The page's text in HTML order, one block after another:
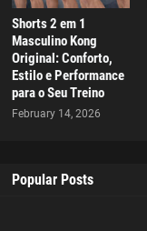
Shorts 2 em 1
Masculino Kong
Original: Conforto,
Estilo e Performance
para o Seu Treino
February 14, 2026
Popular Posts